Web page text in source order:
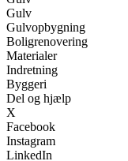
Gulv
Gulvopbygning
Boligrenovering
Materialer
Indretning
Byggeri
Del og hjælp
X
Facebook
Instagram
LinkedIn